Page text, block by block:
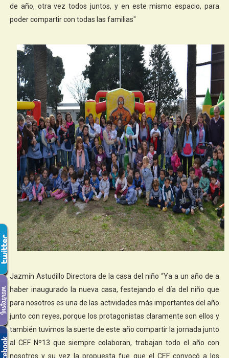
de año, otra vez todos juntos, y en este mismo espacio, para
poder compartir con todas las familias"
Jazmín Astudillo Directora de la casa del niño “Ya a un año de a
haber inaugurado la nueva casa, festejando el día del niño que
para nosotros es una de las actividades más importantes del año
junto con reyes, porque los protagonistas claramente son ellos y
también tuvimos la suerte de este año compartir la jornada junto
al CEF Nº13 que siempre colaboran, trabajan todo el año con
nosotros y su vez la propuesta fue que el CEF convocó a los